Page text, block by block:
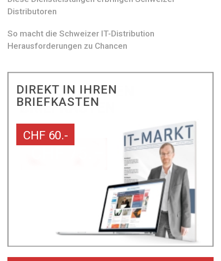
Distributoren
So macht die Schweizer IT-Distribution
Herausforderungen zu Chancen
DIREKT IN IHREN
BRIEFKASTEN
CHF 60.-